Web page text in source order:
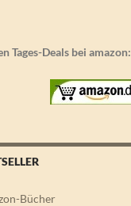
Tages-Deals bei amazon:
Bücher